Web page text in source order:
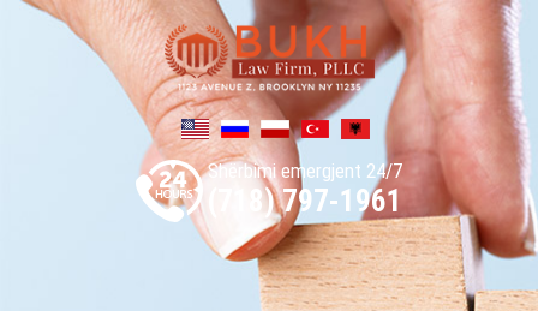
Shërbimi emergjent 24/7
(718) 797-1961